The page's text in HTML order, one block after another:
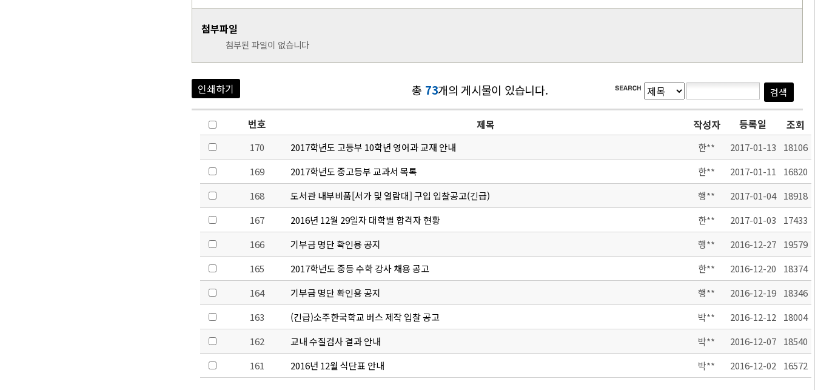
첨부파일
첨부된 파일이 없습니다
인쇄하기 총 73개의 게시물이 있습니다.
번호 제목 작성자 등록일 조회
170 2017학년도 고등부 10학년 영어과 교재 안내 한** 2017-01-13
18106
169
2017학년도 중고등부 교과서 목록 한** 2017-01-11
16820
168
도서관 내부비품[서가 및 열람대] 구입 입찰공고(긴급) 행** 2017-01-04
18918
167
2016년 12월 29일자 대학별 합격자 현황 한** 2017-01-03
17433
166
기부금 명단 확인용 공지 행** 2016-12-27
19579
165
2017학년도 중등 수학 강사 채용 공고 한** 2016-12-20
18374
164
기부금 명단 확인용 공지 행** 2016-12-19
18346
163
(긴급)소주한국학교 버스 제작 입찰 공고 박** 2016-12-12
18004
162
교내 수질검사 결과 안내 박** 2016-12-07
18540
161
2016년 12월 식단표 안내 박** 2016-12-02 16572